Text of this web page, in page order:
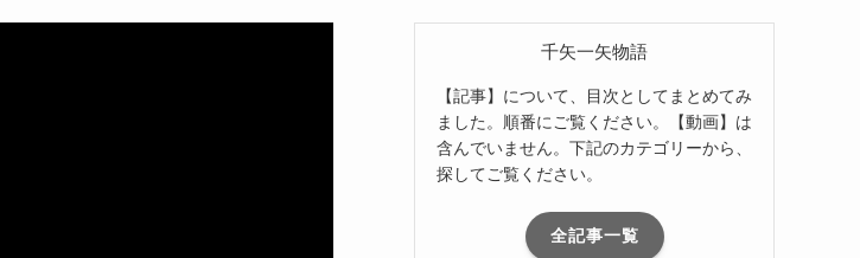
千矢一矢物語
【記事】について、目次としてまとめてみ
ました。順番にご覧ください。【動画】は
含んでいません。下記のカテゴリーから、
探してご覧ください。
全記事一覧